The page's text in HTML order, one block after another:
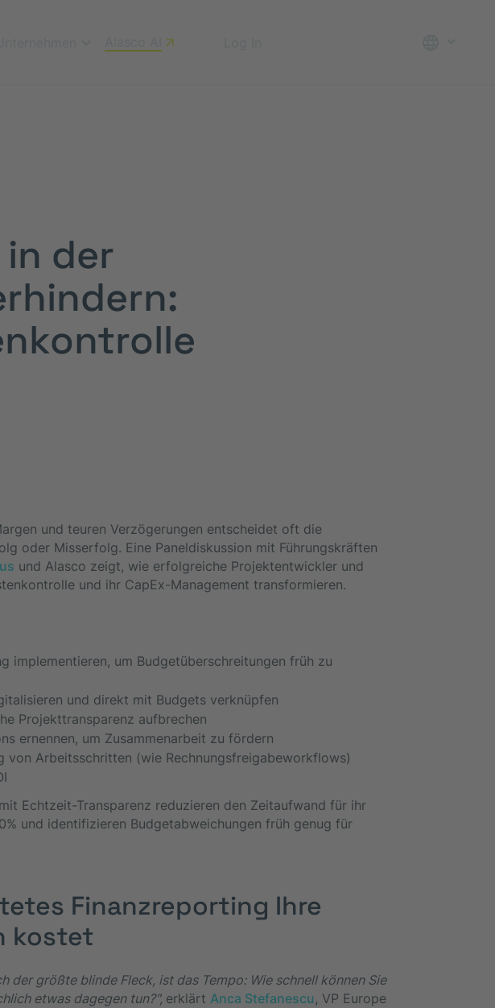
der
und teuren Verzögerungen entscheidet oft die
oder Misserfolg. Eine Paneldiskussion mit Führungskräften
und Alasco zeigt, wie erfolgreiche Projektentwickler und
und ihr CapEx-Management transformieren.
implementieren, um Budgetüberschreitungen früh zu
und direkt mit Budgets verknüpfen
Projekttransparenz aufbrechen
ernennen, um Zusammenarbeit zu fördern
von Arbeitsschritten (wie Rechnungsfreigabeworkflows)
Echtzeit-Transparenz reduzieren den Zeitaufwand für ihr
und identifizieren Budgetabweichungen früh genug für
Finanzreporting Ihre
kostet
der größte blinde Fleck, ist das Tempo: Wie schnell können Sie
etwas dagegen tun?", erklärt Anca Stefanescu, VP Europe